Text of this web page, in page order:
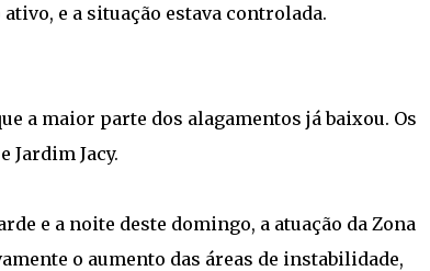
e a situação estava controlada.
a maior parte dos alagamentos já baixou. Os
Jardim Jacy.
e a noite deste domingo, a atuação da Zona
o aumento das áreas de instabilidade,